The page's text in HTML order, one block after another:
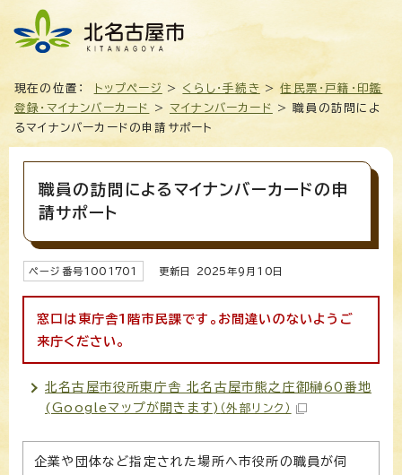
現在の位置： トップページ > くらし・手続き >住民票・戸籍・印鑑
登録・マイナンバーカード
>マイナンバーカード
> 職員の訪問によ
るマイナンバーカードの申請サポート
職員の訪問によるマイナンバーカードの申
請サポート
ページ番号1001701 更新日 2025年9月 10 日
窓口は東庁舎1階市民課です。お間違いのないようご
来庁ください。
北名古屋市役所東庁舎 北名古屋市熊之庄御榊60番地
(Googleマップが開きます) （外部リンク）
企業や団体など指定された場所へ市役所の職員が伺